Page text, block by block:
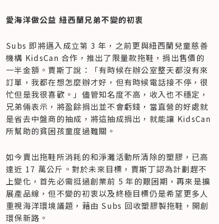
愛海洋做公益 紐西蘭兄弟不變的初衷
Subs 即將邁入成立第 3 年，之前更與紐西蘭兒童慈善
機構 KidsCan 合作，推出了限量款拖鞋，捐出售價的
一半金額。賈斯丁說：「有時候在辦公室整天都沒有來
訂單，我都在想怎麼辦才好，但有時候電話接不停，很
忙但是我很喜歡。」儘管知名度不高，收入也不穩定，
兄弟倆表示，將盈餘捐出並不會虧錢，當直營的好處就
是省去中盤商的抽成，將這抽成捐出，就能讓 KidsCan
所幫助的貧困孩童度過難關。
如今賣出拖鞋所消耗的和淨灘活動所清除的塑膠，已高
達近 17 萬公斤。對於未來目標，賈斯丁認為計劃趕不
上變化，首先必需挺過創業前 5 年的艱困期，再來是擴
展產品線，但不變的初衷以及終極目標仍是希望更多人
重視海洋環境議題，藉由 Subs 回收塑膠製拖鞋，開創
環保新路。